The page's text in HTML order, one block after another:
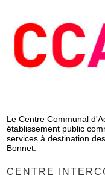
Le Centre Communal
établissement public
services à destination
Bonnet.
CENTRE